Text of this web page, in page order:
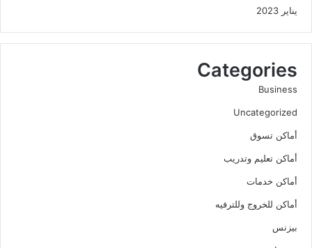
يناير 2023
Categories
Business
Uncategorized
أماكن تسوق
أماكن تعليم وتدريب
أماكن خدمات
أماكن للخروج وللترفيه
بيزنس